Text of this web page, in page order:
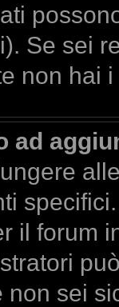
Se sei
non hai
ad
il forum
non sei